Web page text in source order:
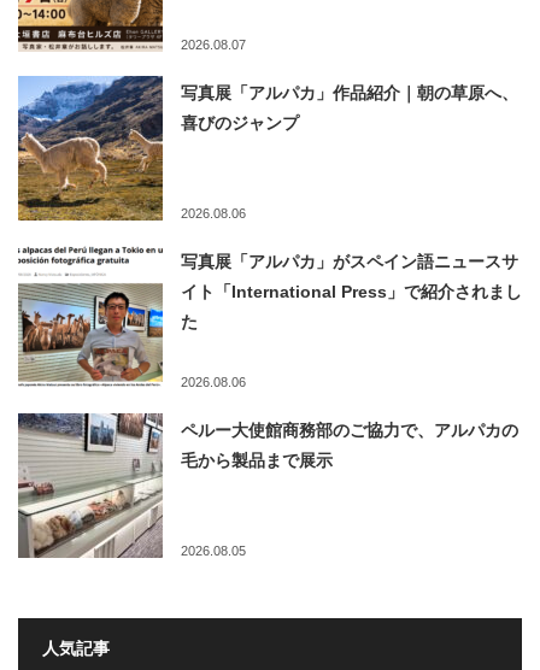
2026.08.07
写真展「アルパカ」作品紹介｜朝の草原へ、
喜びのジャンプ
2026.08.06
写真展「アルパカ」がスペイン語ニュースサ
イト「International Press」で紹介されまし
た
2026.08.06
ペルー大使館商務部のご協力で、アルパカの
毛から製品まで展示
2026.08.05
人気記事